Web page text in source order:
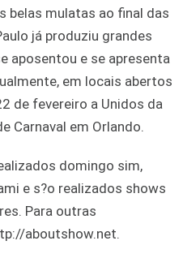
belas mulatas ao final das
já produziu grandes
aposentou e se apresenta
em locais abertos
de fevereiro a Unidos da
Carnaval em Orlando.
domingo sim,
e s?o realizados shows
Para outras
aboutshow.net.